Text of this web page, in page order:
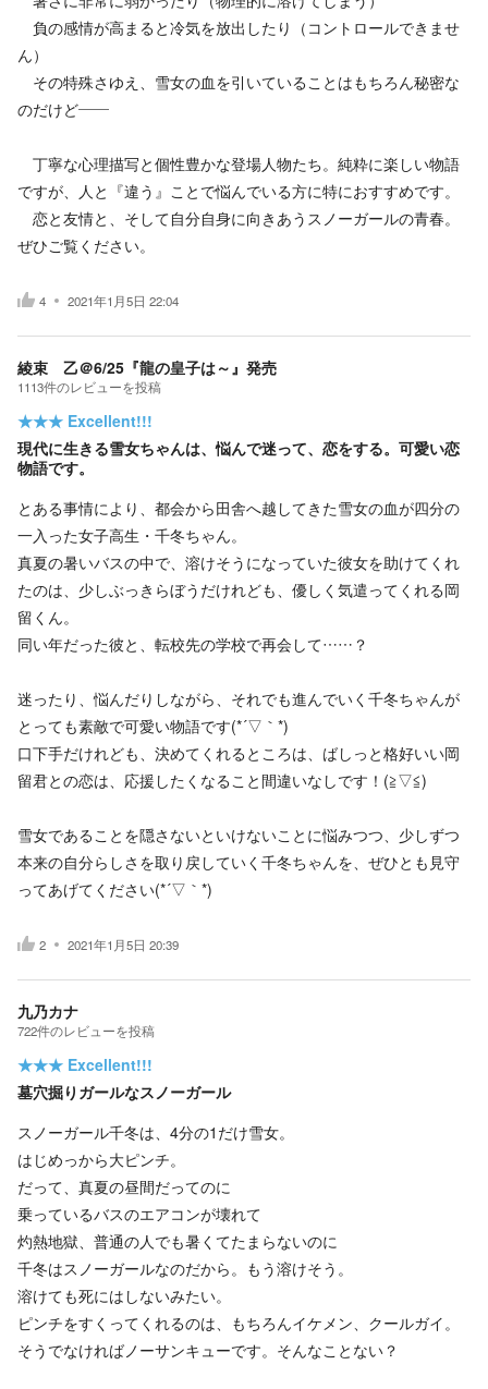
負の感情が高まると冷気を放出したり（コントロールできませ
ん）
その特殊さゆえ、雪女の血を引いていることはもちろん秘密な
のだけど――
丁寧な心理描写と個性豊かな登場人物たち。純粋に楽しい物語
ですが、人と『違う』ことで悩んでいる方に特におすすめです。
恋と友情と、そして自分自身に向きあうスノーガールの青春。
ぜひご覧ください。
4 2021年1月5日 22:04
綾束 乙＠6/25『龍の皇子は～』発売
1113件のレビューを投稿
★★★ Excellent!!!
現代に生きる雪女ちゃんは、悩んで迷って、恋をする。可愛い恋
物語です。
とある事情により、都会から田舎へ越してきた雪女の血が四分の
一入った女子高生・千冬ちゃん。
真夏の暑いバスの中で、溶けそうになっていた彼女を助けてくれ
たのは、少しぶっきらぼうだけれども、優しく気遣ってくれる岡
留くん。
同い年だった彼と、転校先の学校で再会して……？
迷ったり、悩んだりしながら、それでも進んでいく千冬ちゃんが
とっても素敵で可愛い物語です(*´▽｀*)
口下手だけれども、決めてくれるところは、ばしっと格好いい岡
留君との恋は、応援したくなること間違いなしです！(≧▽≦)
雪女であることを隠さないといけないことに悩みつつ、少しずつ
本来の自分らしさを取り戻していく千冬ちゃんを、ぜひとも見守
ってあげてください(*´▽｀*)
2 2021年1月5日 20:39
九乃カナ
722件のレビューを投稿
★★★ Excellent!!!
墓穴掘りガールなスノーガール
スノーガール千冬は、4分の1だけ雪女。
はじめっから大ピンチ。
だって、真夏の昼間だってのに
乗っているバスのエアコンが壊れて
灼熱地獄、普通の人でも暑くてたまらないのに
千冬はスノーガールなのだから。もう溶けそう。
溶けても死にはしないみたい。
ピンチをすくってくれるのは、もちろんイケメン、クールガイ。
そうでなければノーサンキューです。そんなことない？